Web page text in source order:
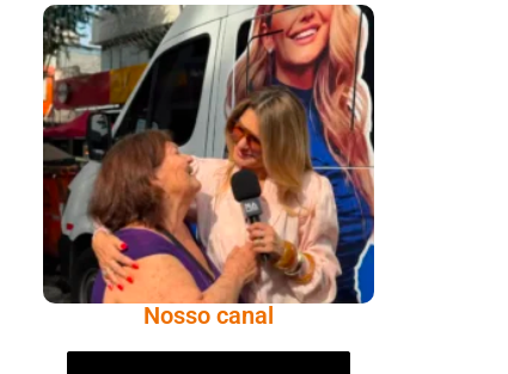
​Segurança Pública
Lidera Queixas De
Moradores Do Rio Em
Escuta Promovida
Por Antônia
Fontenelle
Nosso canal